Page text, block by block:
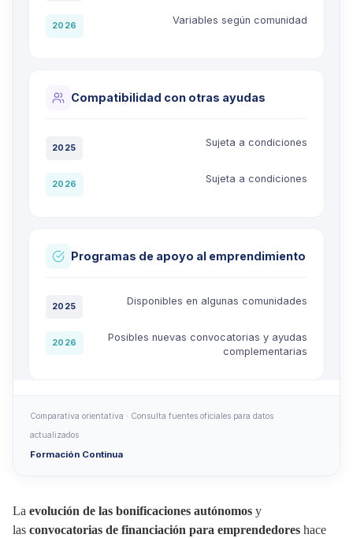
2026 Variables según comunidad
Compatibilidad con otras ayudas
2025 Sujeta a condiciones
2026 Sujeta a condiciones
Programas de apoyo al emprendimiento
2025 Disponibles en algunas comunidades
2026
Posibles nuevas convocatorias y ayudas
complementarias
Comparativa orientativa · Consulta fuentes oficiales para datos
actualizados
Formación Continua
La evolución de las bonificaciones autónomos y
las convocatorias de financiación para emprendedores hace